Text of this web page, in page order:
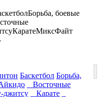
Борьба, боевые
КаратеМиксФайт
Баскетбол Борьба,
Восточные
Карате